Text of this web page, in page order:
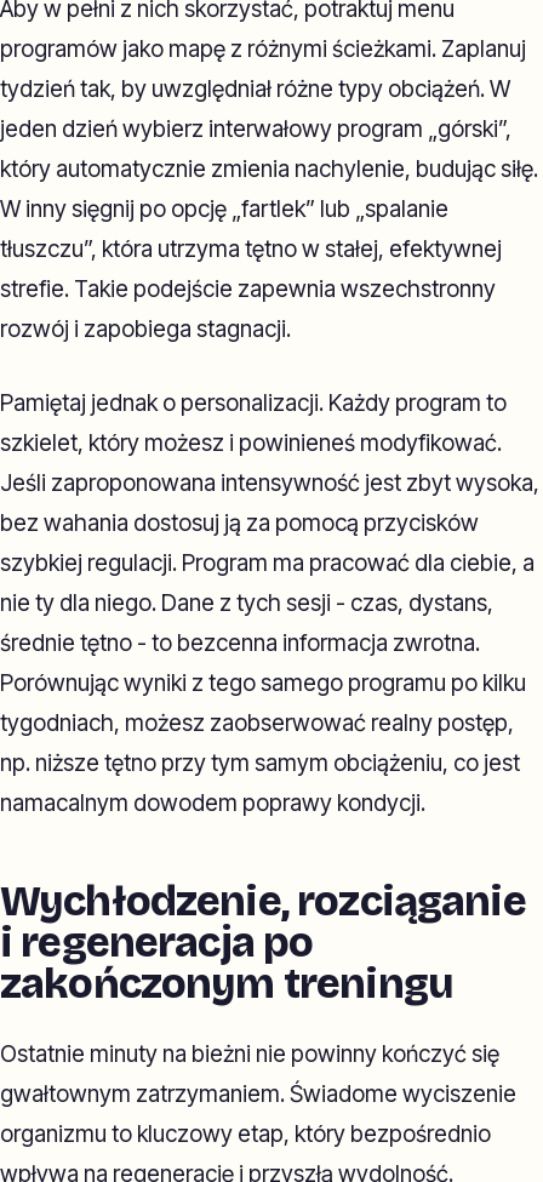
Aby w pełni z nich skorzystać, potraktuj menu
programów jako mapę z różnymi ścieżkami. Zaplanuj
tydzień tak, by uwzględniał różne typy obciążeń. W
jeden dzień wybierz interwałowy program „górski”,
który automatycznie zmienia nachylenie, budując siłę.
W inny sięgnij po opcję „fartlek” lub „spalanie
tłuszczu”, która utrzyma tętno w stałej, efektywnej
strefie. Takie podejście zapewnia wszechstronny
rozwój i zapobiega stagnacji.
Pamiętaj jednak o personalizacji. Każdy program to
szkielet, który możesz i powinieneś modyfikować.
Jeśli zaproponowana intensywność jest zbyt wysoka,
bez wahania dostosuj ją za pomocą przycisków
szybkiej regulacji. Program ma pracować dla ciebie, a
nie ty dla niego. Dane z tych sesji - czas, dystans,
średnie tętno - to bezcenna informacja zwrotna.
Porównując wyniki z tego samego programu po kilku
tygodniach, możesz zaobserwować realny postęp,
np. niższe tętno przy tym samym obciążeniu, co jest
namacalnym dowodem poprawy kondycji.
Wychłodzenie, rozciąganie
i regeneracja po
zakończonym treningu
Ostatnie minuty na bieżni nie powinny kończyć się
gwałtownym zatrzymaniem. Świadome wyciszenie
organizmu to kluczowy etap, który bezpośrednio
wpływa na regenerację i przyszłą wydolność.